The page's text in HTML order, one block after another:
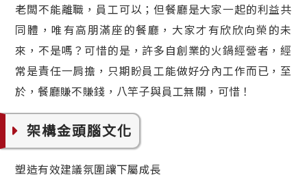
老闆不能離職，員工可以；但餐廳是大家一起的利益共
同體，唯有高朋滿座的餐廳，大家才有欣欣向榮的未
來，不是嗎？可惜的是，許多自創業的火鍋經營者，經
常是責任一肩擔，只期盼員工能做好分內工作而已，至
於，餐廳賺不賺錢，八竿子與員工無關，可惜！
架構金頭腦文化
塑造有效建議氛圍讓下屬成長